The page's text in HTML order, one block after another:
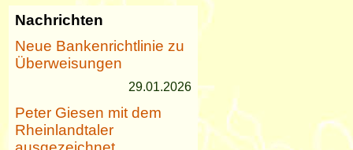
Nachrichten
Neue Bankenrichtlinie zu
Überweisungen
29.01.2026
Peter Giesen mit dem
Rheinlandtaler